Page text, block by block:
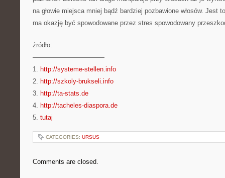
na głowie miejsca mniej bądź bardziej pozbawione włosów. Jest
ma okazję być spowodowane przez stres spowodowany
źródło:
———————————
1. http://systeme-stellen.info
2. http://szkoly-brukseli.info
3. http://ta-stats.de
4. http://tacheles-diaspora.de
5. tutaj
CATEGORIES: URSUS
Comments are closed.